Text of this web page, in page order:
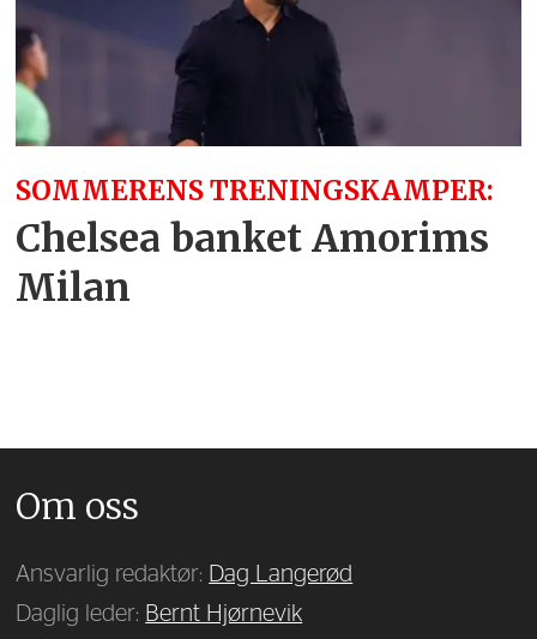
SOMMERENS TRENINGSKAMPER:
Chelsea banket Amorims
Milan
Om oss
Ansvarlig redaktør: Dag Langerød
Daglig leder: Bernt Hjørnevik